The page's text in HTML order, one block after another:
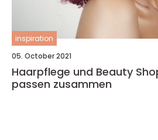
inspiration
05. October 2021
Haarpflege und Beauty
passen zusammen